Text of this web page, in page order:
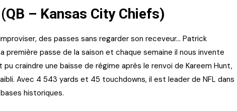
– Kansas City Chiefs)
des passes sans regarder son receveur… Patrick
première passe de la saison et chaque semaine il nous invente
pu craindre une baisse de régime après le renvoi de Kareem Hunt,
Avec 4 543 yards et 45 touchdowns, il est leader de NFL dans
historiques.